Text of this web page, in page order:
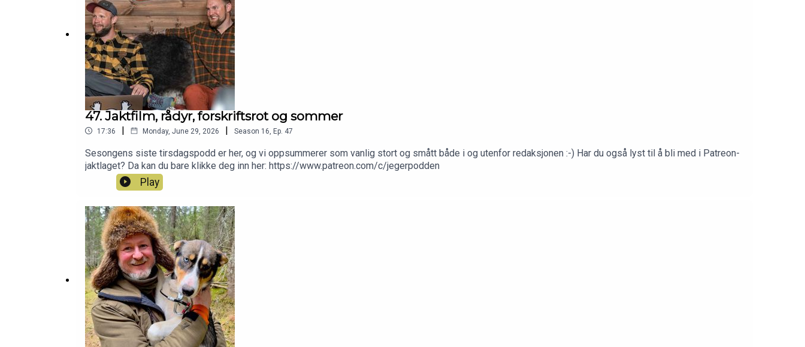
47. Jaktfilm, rådyr, forskriftsrot og sommer
17:36 | Monday, June 29, 2026 | Season 16 Ep. 47
Sesongens siste tirsdagspodd er her, og vi oppsummerer som vanlig stort og smått både i og utenfor redaksjonen :-) Har du også lyst til å bli med i Patreon-
jaktlaget? Da kan du bare klikke deg inn her: https://www.patreon.com/c/jegerpodden
Play